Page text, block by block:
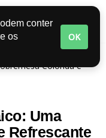
Colorida e
Uma
Refrescante
conter
os
OK